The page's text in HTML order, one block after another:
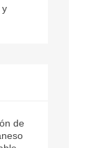
y
de